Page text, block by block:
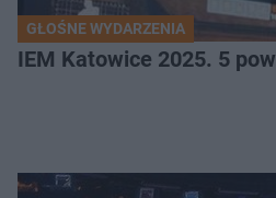
GŁOŚNE WYDARZENIA
IEM Katowice 2025. 5